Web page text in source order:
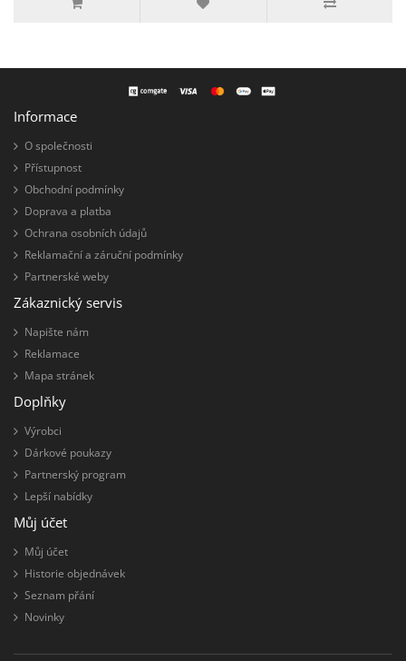
Informace
O společnosti
Přístupnost
Obchodní podmínky
Doprava a platba
Ochrana osobních údajů
Reklamační a záruční podmínky
Partnerské weby
Zákaznický servis
Napište nám
Reklamace
Mapa stránek
Doplňky
Výrobci
Dárkové poukazy
Partnerský program
Lepší nabídky
Můj účet
Můj účet
Historie objednávek
Seznam přání
Novinky